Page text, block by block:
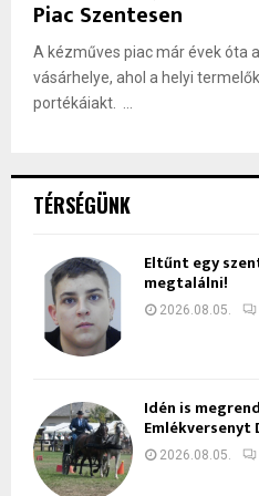
Piac Szentesen
A kézműves piac már évek óta
vásárhelye, ahol a helyi
portékáiakt. ...
TÉRSÉGÜNK
Eltűnt egy
megtalálni!
2026.08.05.
Idén is
Emlékversenyt
2026.08.05.